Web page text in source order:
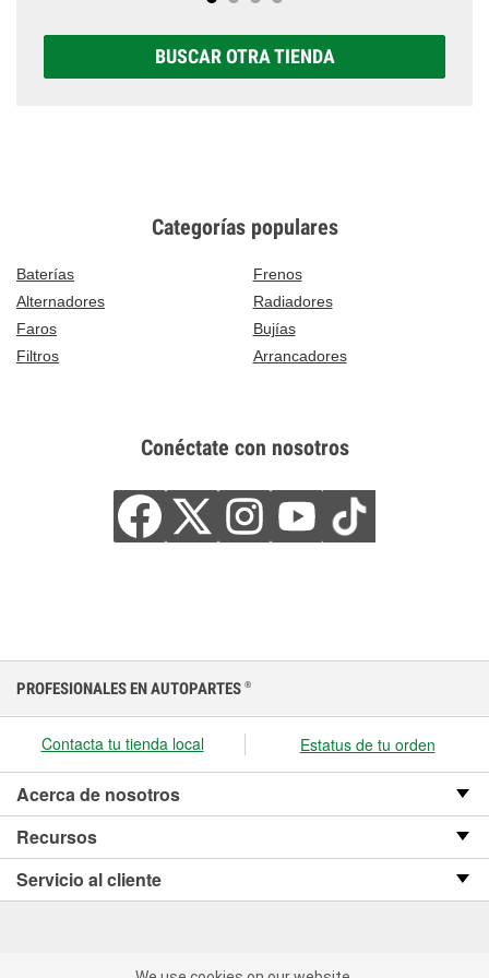
BUSCAR OTRA TIENDA
Categorías populares
Baterías
Frenos
Alternadores
Radiadores
Faros
Bujías
Filtros
Arrancadores
Conéctate con nosotros
PROFESIONALES EN AUTOPARTES ®
Contacta tu tienda local Estatus de tu orden
Acerca de nosotros
Recursos
Servicio al cliente